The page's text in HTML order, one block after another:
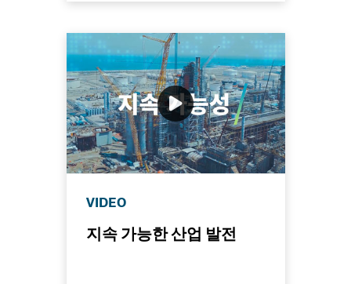
VIDEO
지속 가능한 산업 발전